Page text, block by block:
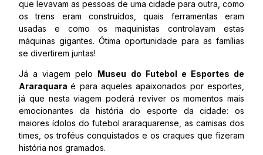
que levavam as pessoas de uma cidade para outra, como
os trens eram construídos, quais ferramentas eram
usadas e como os maquinistas controlavam estas
máquinas gigantes. Ótima oportunidade para as famílias
se divertirem juntas!
Já a viagem pelo Museu do Futebol e Esportes de
Araraquaraé para aqueles apaixonados por esportes,
já que nesta viagem poderá reviver os momentos mais
emocionantes da história do esporte da cidade: os
maiores ídolos do futebol araraquarense, as camisas dos
times, os troféus conquistados e os craques que fizeram
história nos gramados.